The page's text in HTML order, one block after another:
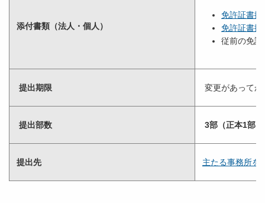
添付書類（法人・個人）
免許証書
免許証書
従前の免許
提出期限 変更があって
提出部数 3部（正本1部
提出先 主たる事務所を